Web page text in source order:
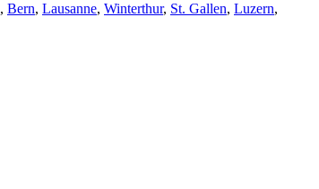
, Bern, Lausanne, Winterthur, St. Gallen, Luzern,